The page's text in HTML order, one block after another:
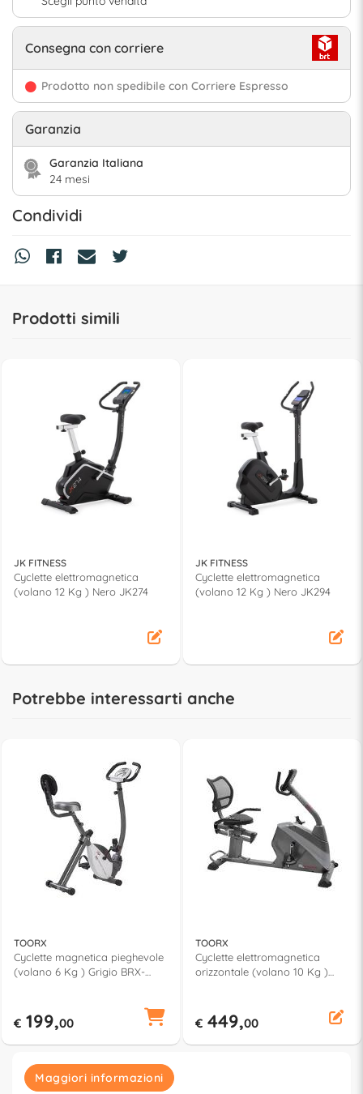
Consegna con corriere
Prodotto non spedibile con Corriere Espresso
Garanzia
Garanzia Italiana
24 mesi
Condividi
Prodotti simili
JK FITNESS
Cyclette elettromagnetica
(volano 12 Kg ) Nero JK274
JK FITNESS
Cyclette elettromagnetica
(volano 12 Kg ) Nero JK294
Potrebbe interessarti anche
TOORX
Cyclette magnetica pieghevole
(volano 6 Kg ) Grigio BRX-
€ 199,00
TOORX
Cyclette elettromagnetica
orizzontale (volano 10 Kg )
€ 449,00
Maggiori informazioni